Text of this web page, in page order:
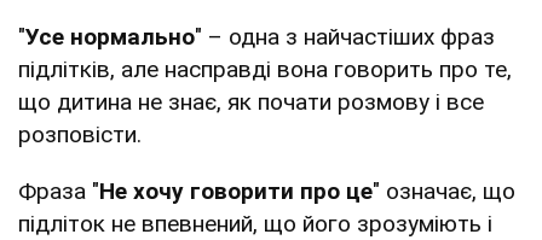
"Усе нормально" – одна з найчастіших фраз
підлітків, але насправді вона говорить про те,
що дитина не знає, як почати розмову і все
розповісти.
Фраза "Не хочу говорити про це" означає, що
підліток не впевнений, що його зрозуміють і